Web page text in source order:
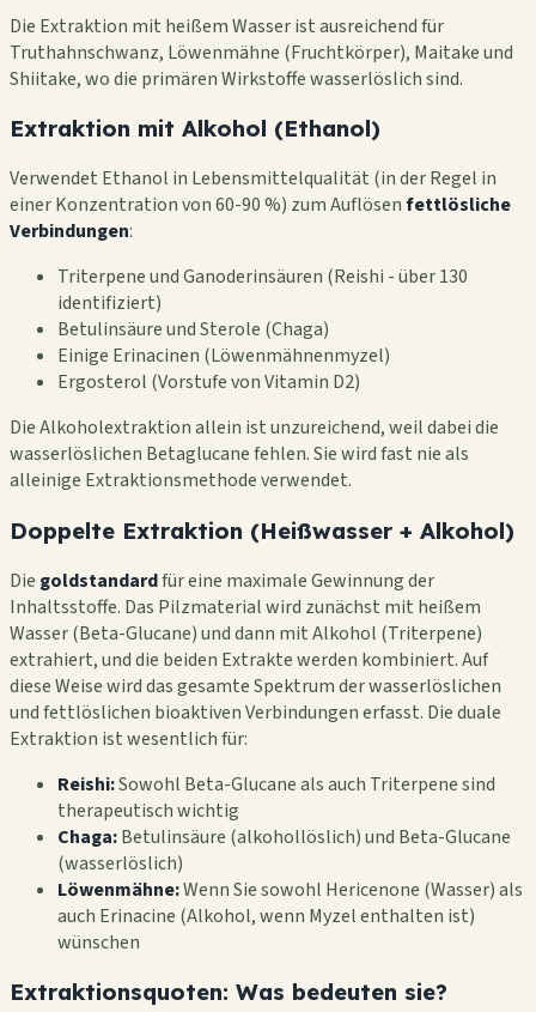
Die Extraktion mit heißem Wasser ist ausreichend für
Truthahnschwanz, Löwenmähne (Fruchtkörper), Maitake und
Shiitake, wo die primären Wirkstoffe wasserlöslich sind.
Extraktion mit Alkohol (Ethanol)
Verwendet Ethanol in Lebensmittelqualität (in der Regel in
einer Konzentration von 60-90 %) zum Auflösenfettlösliche
Verbindungen:
Triterpene und Ganoderinsäuren (Reishi - über 130
identifiziert)
Betulinsäure und Sterole (Chaga)
Einige Erinacinen (Löwenmähnenmyzel)
Ergosterol (Vorstufe von Vitamin D2)
Die Alkoholextraktion allein ist unzureichend, weil dabei die
wasserlöslichen Betaglucane fehlen. Sie wird fast nie als
alleinige Extraktionsmethode verwendet.
Doppelte Extraktion (Heißwasser + Alkohol)
Die goldstandardfür eine maximale Gewinnung der
Inhaltsstoffe. Das Pilzmaterial wird zunächst mit heißem
Wasser (Beta-Glucane) und dann mit Alkohol (Triterpene)
extrahiert, und die beiden Extrakte werden kombiniert. Auf
diese Weise wird das gesamte Spektrum der wasserlöslichen
und fettlöslichen bioaktiven Verbindungen erfasst. Die duale
Extraktion ist wesentlich für:
Reishi:Sowohl Beta-Glucane als auch Triterpene sind
therapeutisch wichtig
Chaga:Betulinsäure (alkohollöslich) und Beta-Glucane
(wasserlöslich)
Löwenmähne:Wenn Sie sowohl Hericenone (Wasser) als
auch Erinacine (Alkohol, wenn Myzel enthalten ist)
wünschen
Extraktionsquoten: Was bedeuten sie?